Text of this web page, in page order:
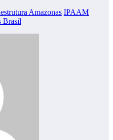
Amazonas IPAAM
Brasil